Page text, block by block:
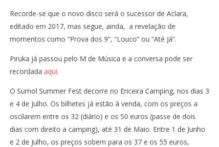
Recorde-se que o novo disco será o sucessor de Aclara,
editado em 2017, mas segue, ainda, a revelação de
momentos como “Prova dos 9”, “Louco” ou “Até Já”.
Piruka já passou pelo M de Música e a conversa pode ser
recordada aqui.
O Sumol Summer Fest decorre no Ericeira Camping, nos dias 3
e 4 de Julho. Os bilhetes já estão à venda, com os preços a
oscilarem entre os 32 (diário) e os 50 euros (passe de dois
dias com direito a camping), até 31 de Maio. Entre 1 de Junho
e 2 de Julho, os preços sobem para os 37 e os 55 euros,